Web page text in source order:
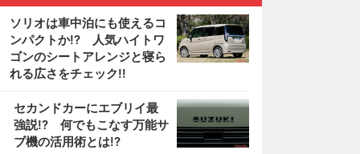
ソリオは車中泊にも使えるコ
ンパクトか!? 人気ハイトワ
ゴンのシートアレンジと寝ら
れる広さをチェック!!
セカンドカーにエブリイ最
強説!? 何でもこなす万能サ
ブ機の活用術とは!?